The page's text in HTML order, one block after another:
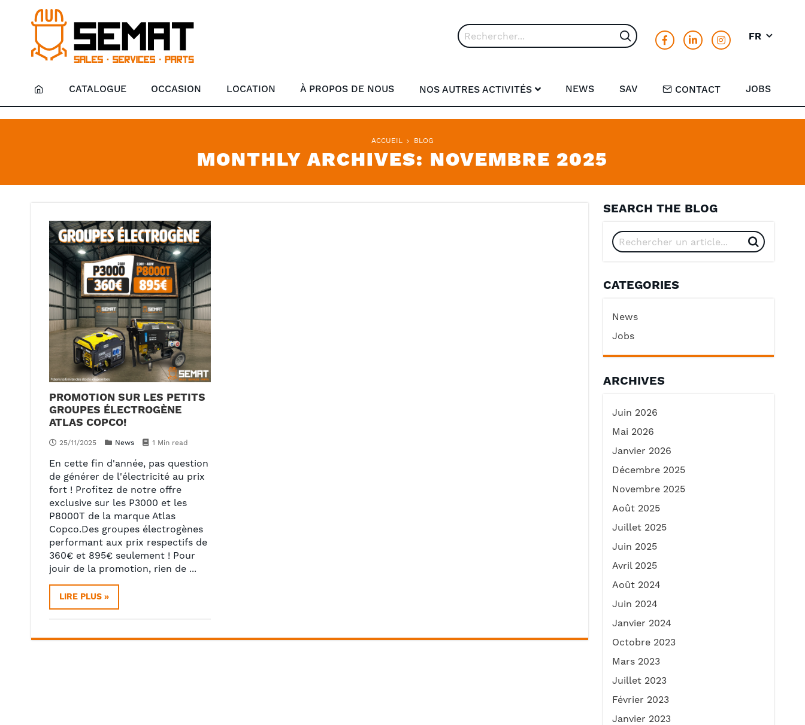
Rechercher
Rechercher FR
CATALOGUE OCCASION LOCATION À PROPOS DE NOUS NOS AUTRES ACTIVITÉS NEWS SAV CONTACT JOBS
ACCUEIL BLOG
MONTHLY ARCHIVES: NOVEMBRE 2025
PROMOTION SUR LES PETITS
GROUPES ÉLECTROGÈNE
ATLAS COPCO!
25/11/2025 News 1 Min read
En cette fin d'année, pas question
de générer de l'électricité au prix
fort ! Profitez de notre offre
exclusive sur les P3000 et les
P8000T de la marque Atlas
Copco.Des groupes électrogènes
performant aux prix respectifs de
360€ et 895€ seulement ! Pour
jouir de la promotion, rien de ...
LIRE PLUS »
SEARCH THE BLOG
CATEGORIES
News
Jobs
ARCHIVES
Juin 2026
Mai 2026
Janvier 2026
Décembre 2025
Novembre 2025
Août 2025
Juillet 2025
Juin 2025
Avril 2025
Août 2024
Juin 2024
Janvier 2024
Octobre 2023
Mars 2023
Juillet 2023
Février 2023
Janvier 2023